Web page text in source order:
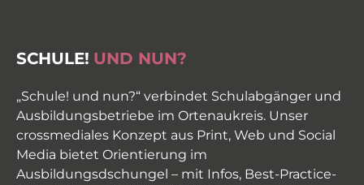
SCHULE! UND NUN?
„Schule! und nun?“ verbindet Schulabgänger und
Ausbildungsbetriebe im Ortenaukreis. Unser
crossmediales Konzept aus Print, Web und Social
Media bietet Orientierung im
Ausbildungsdschungel – mit Infos, Best-Practice-